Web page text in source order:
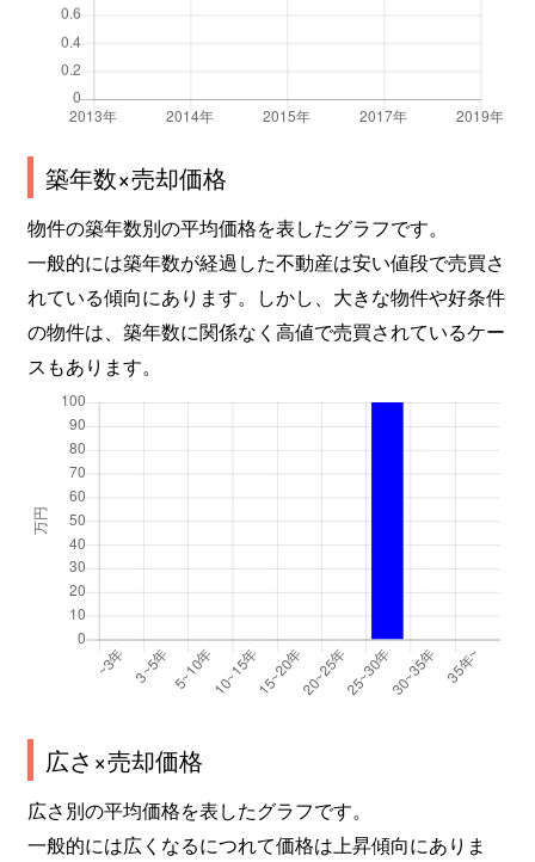
築年数×売却価格
物件の築年数別の平均価格を表したグラフです。
一般的には築年数が経過した不動産は安い値段で売買さ
れている傾向にあります。しかし、大きな物件や好条件
の物件は、築年数に関係なく高値で売買されているケー
スもあります。
広さ×売却価格
広さ別の平均価格を表したグラフです。
一般的には広くなるにつれて価格は上昇傾向にありま